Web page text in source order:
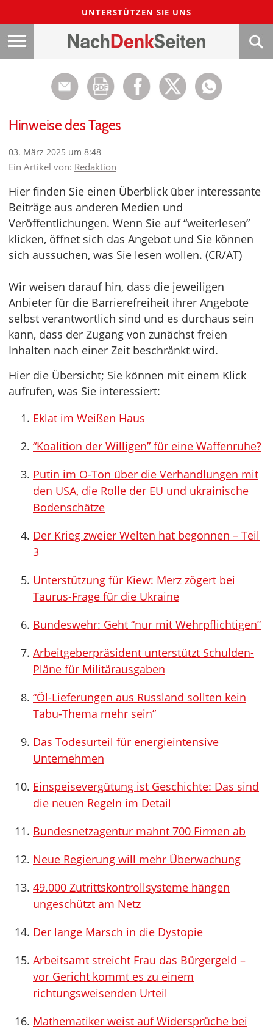
UNTERSTÜTZEN SIE UNS
Hinweise des Tages
03. März 2025 um 8:48
Ein Artikel von: Redaktion
Hier finden Sie einen Überblick über interessante
Beiträge aus anderen Medien und
Veröffentlichungen. Wenn Sie auf “weiterlesen”
klicken, öffnet sich das Angebot und Sie können
sich aussuchen, was Sie lesen wollen. (CR/AT)
Wir weisen darauf hin, dass die jeweiligen
Anbieter für die Barrierefreiheit ihrer Angebote
selbst verantwortlich sind und es durchaus sein
kann, dass der Zugang von zunächst freien
Inhalten nach einer Zeit beschränkt wird.
Hier die Übersicht; Sie können mit einem Klick
aufrufen, was Sie interessiert:
Eklat im Weißen Haus
“Koalition der Willigen” für eine Waffenruhe?
Putin im O-Ton über die Verhandlungen mit
den USA, die Rolle der EU und ukrainische
Bodenschätze
Der Krieg zweier Welten hat begonnen – Teil
3
Unterstützung für Kiew: Merz zögert bei
Taurus-Frage für die Ukraine
Bundeswehr: Geht “nur mit Wehrpflichtigen”
Arbeitgeberpräsident unterstützt Schulden-
Pläne für Militärausgaben
“Öl-Lieferungen aus Russland sollten kein
Tabu-Thema mehr sein”
Das Todesurteil für energieintensive
Unternehmen
Einspeisevergütung ist Geschichte: Das sind
die neuen Regeln im Detail
Bundesnetzagentur mahnt 700 Firmen ab
Neue Regierung will mehr Überwachung
49.000 Zutrittskontrollsysteme hängen
ungeschützt am Netz
Der lange Marsch in die Dystopie
Arbeitsamt streicht Frau das Bürgergeld –
vor Gericht kommt es zu einem
richtungsweisenden Urteil
Mathematiker weist auf Widersprüche bei